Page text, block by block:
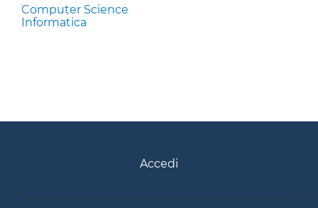
Computer Science
Informatica
Accedi